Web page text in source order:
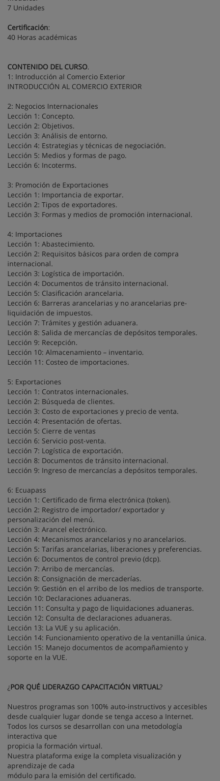
7 Unidades
Certificación:
40 Horas académicas
CONTENIDO DEL CURSO.
1: Introducción al Comercio Exterior
INTRODUCCIÓN AL COMERCIO EXTERIOR
2: Negocios Internacionales
Lección 1: Concepto.
Lección 2: Objetivos.
Lección 3: Análisis de entorno.
Lección 4: Estrategias y técnicas de negociación.
Lección 5: Medios y formas de pago.
Lección 6: Incoterms.
3: Promoción de Exportaciones
Lección 1: Importancia de exportar.
Lección 2: Tipos de exportadores.
Lección 3: Formas y medios de promoción internacional.
4: Importaciones
Lección 1: Abastecimiento.
Lección 2: Requisitos básicos para orden de compra
internacional.
Lección 3: Logística de importación.
Lección 4: Documentos de tránsito internacional.
Lección 5: Clasificación arancelaria.
Lección 6: Barreras arancelarias y no arancelarias pre-
liquidación de impuestos.
Lección 7: Trámites y gestión aduanera.
Lección 8: Salida de mercancías de depósitos temporales.
Lección 9: Recepción.
Lección 10: Almacenamiento – inventario.
Lección 11: Costeo de importaciones.
5: Exportaciones
Lección 1: Contratos internacionales.
Lección 2: Búsqueda de clientes.
Lección 3: Costo de exportaciones y precio de venta.
Lección 4: Presentación de ofertas.
Lección 5: Cierre de ventas
Lección 6: Servicio post-venta.
Lección 7: Logística de exportación.
Lección 8: Documentos de tránsito internacional.
Lección 9: Ingreso de mercancías a depósitos temporales.
6: Ecuapass
Lección 1: Certificado de firma electrónica (token).
Lección 2: Registro de importador/ exportador y
personalización del menú.
Lección 3: Arancel electrónico.
Lección 4: Mecanismos arancelarios y no arancelarios.
Lección 5: Tarifas arancelarias, liberaciones y preferencias.
Lección 6: Documentos de control previo (dcp).
Lección 7: Arribo de mercancías.
Lección 8: Consignación de mercaderías.
Lección 9: Gestión en el arribo de los medios de transporte.
Lección 10: Declaraciones aduaneras.
Lección 11: Consulta y pago de liquidaciones aduaneras.
Lección 12: Consulta de declaraciones aduaneras.
Lección 13: La VUE y su aplicación.
Lección 14: Funcionamiento operativo de la ventanilla única.
Lección 15: Manejo documentos de acompañamiento y
soporte en la VUE.
¿POR QUÉ LIDERAZGO CAPACITACIÓN VIRTUAL?
Nuestros programas son 100% auto-instructivos y accesibles
desde cualquier lugar donde se tenga acceso a Internet.
Todos los cursos se desarrollan con una metodología
interactiva que
propicia la formación virtual.
Nuestra plataforma exige la completa visualización y
aprendizaje de cada
módulo para la emisión del certificado.